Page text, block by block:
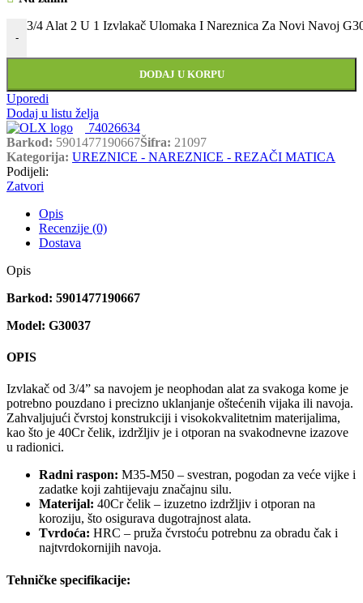
-
3/4 Alat 2 U 1 Izvlakač Ulomaka I Nareznica Za Novi Navoj
DODAJ U KORPU
Uporedi
Dodaj u listu želja
74026634
Barkod: 5901477190667Šifra: 21097
Kategorija: UREZNICE - NAREZNICE - REZAČI MATICA
Podijeli:
Zatvori
Opis
Recenzije (0)
Dostava
Opis
Barkod: 5901477190667
Model: G30037
OPIS
Izvlakač od 3/4” sa navojem je neophodan alat za svakoga kome je
potrebno pouzdano i precizno uklanjanje oštećenih vijaka ili navoja.
Zahvaljujući čvrstoj konstrukciji i visokokvalitetnim materijalima,
kao što je 40Cr čelik, izdržljiv je i otporan na svakodnevne izazove
u radionici.
Radni raspon: M35-M50 – svestran, pogodan za veće vijke i
zadatke koji zahtijevaju značajnu silu.
Materijal: 40Cr čelik – izuzetno izdržljiv i otporan na
koroziju, što osigurava dugotrajnost alata.
Tvrdoća: HRC – pruža čvrstoću potrebnu za obradu čak i
najtvrdokornijih navoja.
Tehničke specifikacije: